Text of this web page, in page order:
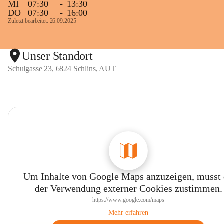
MI 07:30 - 13:30
DO
07:30 - 16:00
Zuletzt bearbeitet: 26.09.2025
Unser Standort
Schulgasse 23, 6824 Schlins, AUT
Um Inhalte von Google Maps anzuzeigen, musst
der Verwendung externer Cookies zustimmen.
https://www.google.com/maps
Mehr erfahren